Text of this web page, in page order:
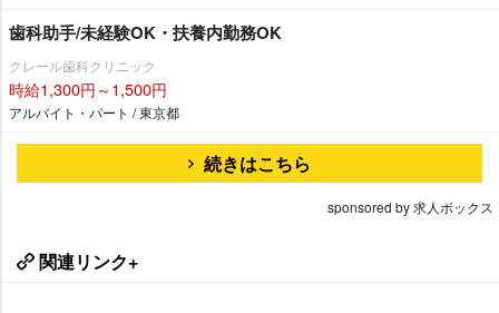
歯科助手/未経験OK・扶養内勤務OK
クレール歯科クリニック
時給1,300円～1,500円
アルバイト・パート / 東京都
続きはこちら
sponsored by 求人ボックス
関連リンク+